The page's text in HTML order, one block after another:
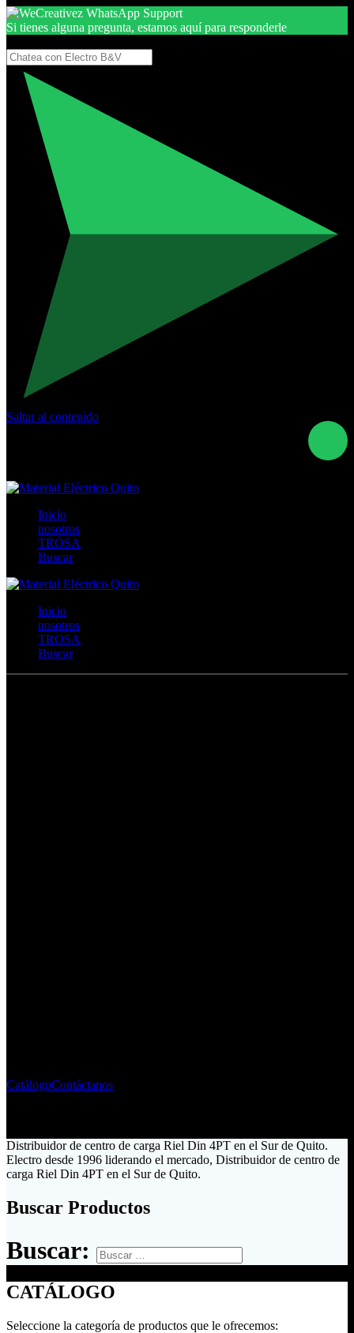
Si tienes alguna pregunta, estamos aquí para responderle
Saltar al contenido
Inicio
nosotros
TROSA
Buscar
Inicio
nosotros
TROSA
Buscar
CatálogoContáctanos
Distribuidor de centro de carga Riel Din 4PT en el Sur de Quito.
Electro desde 1996 liderando el mercado, Distribuidor de centro de
carga Riel Din 4PT en el Sur de Quito.
Buscar Productos
Buscar:
CATÁLOGO
Seleccione la categoría de productos que le ofrecemos: